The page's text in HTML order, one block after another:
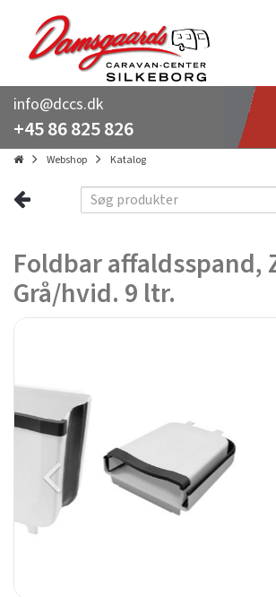
info@dccs.dk
+45 86 825 826
Webshop Katalog
Foldbar affaldsspand,
Grå/hvid. 9 ltr.